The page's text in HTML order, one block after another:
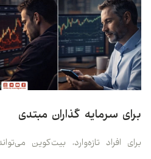
برای سرمایه‌ گذاران مبتدی
برای افراد تازه‌وارد، بیت‌کوین